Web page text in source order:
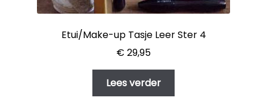
Etui/Make-up Tasje Leer Ster 4
€ 29,95
Lees verder